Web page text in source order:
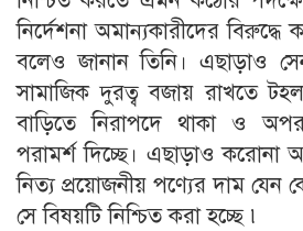
নির্দেশনা অমান্যকারীদের বিরুদ্ধে
বলেও জানান তিনি। এছাড়াও
সামাজিক দুরত্ব বজায় রাখতে
বাড়িতে নিরাপদে থাকা ও
পরামর্শ দিচ্ছে। এছাড়াও করোনা
নিত্য প্রয়োজনীয় পণ্যের দাম যেন
সে বিষয়টি নিশ্চিত করা হচ্ছে ৷